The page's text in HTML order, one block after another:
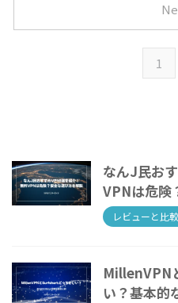
1
なんJ民お
VPNは危険
レビューと比較
MillenVPN
い？基本的